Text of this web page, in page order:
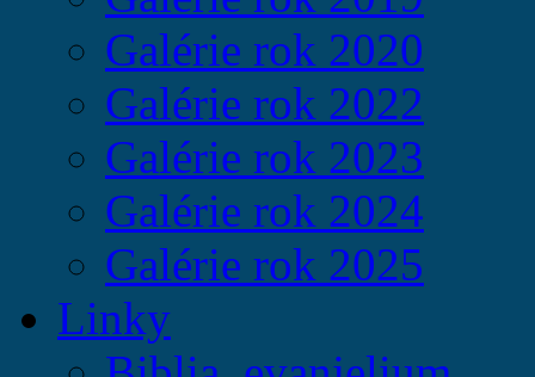
Galérie rok 2020
Galérie rok 2022
Galérie rok 2023
Galérie rok 2024
Galérie rok 2025
Linky